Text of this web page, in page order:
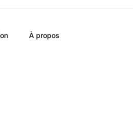
À propos